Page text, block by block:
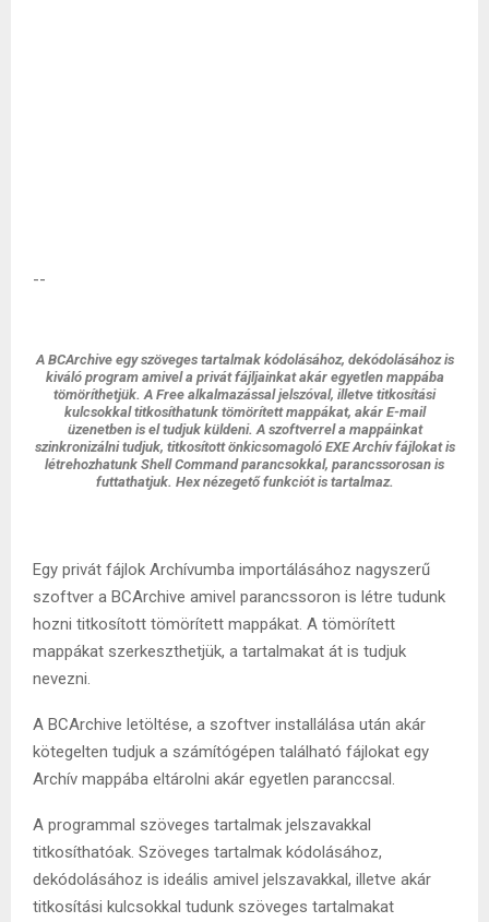
--
A BCArchive egy szöveges tartalmak kódolásához, dekódolásához is
kiváló program amivel a privát fájljainkat akár egyetlen mappába
tömöríthetjük. A Free alkalmazással jelszóval, illetve titkosítási
kulcsokkal titkosíthatunk tömörített mappákat, akár E-mail
üzenetben is el tudjuk küldeni. A szoftverrel a mappáinkat
szinkronizálni tudjuk, titkosított önkicsomagoló EXE Archív fájlokat is
létrehozhatunk Shell Command parancsokkal, parancssorosan is
futtathatjuk. Hex nézegető funkciót is tartalmaz.
Egy privát fájlok Archívumba importálásához nagyszerű
szoftver a BCArchive amivel parancssoron is létre tudunk
hozni titkosított tömörített mappákat. A tömörített
mappákat szerkeszthetjük, a tartalmakat át is tudjuk
nevezni.
A BCArchive letöltése, a szoftver installálása után akár
kötegelten tudjuk a számítógépen található fájlokat egy
Archív mappába eltárolni akár egyetlen paranccsal.
A programmal szöveges tartalmak jelszavakkal
titkosíthatóak. Szöveges tartalmak kódolásához,
dekódolásához is ideális amivel jelszavakkal, illetve akár
titkosítási kulcsokkal tudunk szöveges tartalmakat